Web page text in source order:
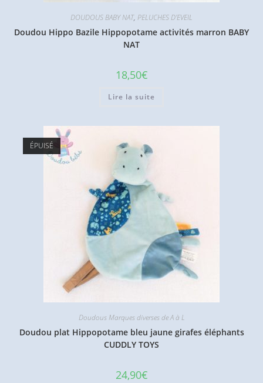
DOUDOUS BABY NAT, PELUCHES D'EVEIL
Doudou Hippo Bazile Hippopotame activités marron BABY
NAT
18,50€
Lire la suite
ÉPUISÉ
Doudous Marques diverses de A à L
Doudou plat Hippopotame bleu jaune girafes éléphants
CUDDLY TOYS
24,90€